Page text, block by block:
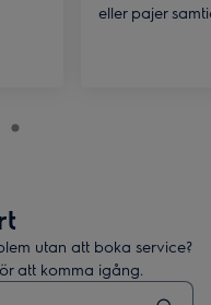
eller pajer
utan att boka service?
att komma igång.